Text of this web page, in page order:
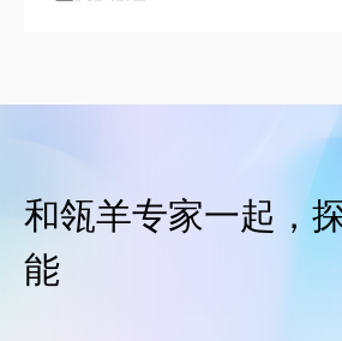
和瓴羊专家一起，
能